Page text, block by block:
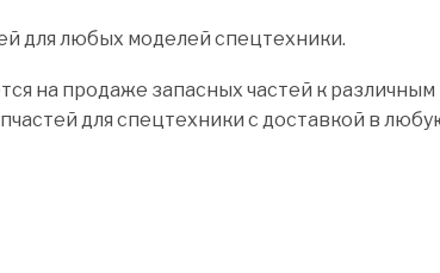
для любых моделей спецтехники.
на продаже запасных частей к
для спецтехники с доставкой в